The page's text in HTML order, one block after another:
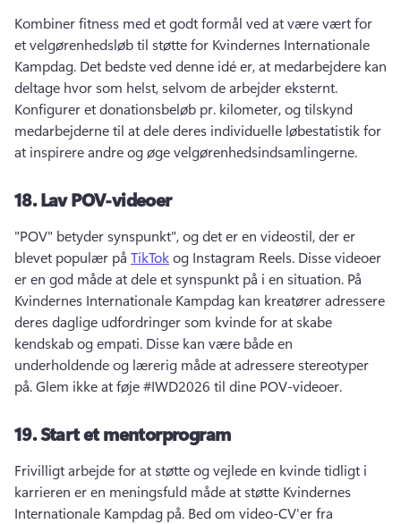
Kombiner fitness med et godt formål ved at være vært for
et velgørenhedsløb til støtte for Kvindernes Internationale
Kampdag. Det bedste ved denne idé er, at medarbejdere kan
Konfigurer et donationsbeløb pr. kilometer, og tilskynd
medarbejderne til at dele deres individuelle løbestatistik for
at inspirere andre og øge velgørenhedsindsamlingerne.
18.Lav POV-videoer
"POV" betyder synspunkt", og det er en videostil, der er
blevet populær på TikTok og Instagram Reels. Disse videoer
er en god måde at dele et synspunkt på i en situation. På
Kvindernes Internationale Kampdag kan kreatører adressere
deres daglige udfordringer som kvinde for at skabe
kendskab og empati. Disse kan være både en
underholdende og lærerig måde at adressere stereotyper
på. Glem ikke at føje #IWD2026 til dine POV-videoer.
19.Start et mentorprogram
Frivilligt arbejde for at støtte og vejlede en kvinde tidligt i
karrieren er en meningsfuld måde at støtte Kvindernes
Internationale Kampdag på. Bed om video-CV'er fra